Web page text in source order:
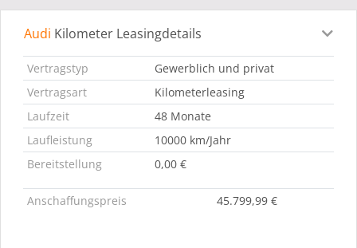
Leasingdetails Fahrzeugdetails
Audi Kilometer Leasingdetails
Vertragstyp
Gewerblich und privat
Vertragsart
Kilometerleasing
Laufzeit
48 Monate
Laufleistung
10000 km/Jahr
Bereitstellung
0,00 €
Anschaffungspreis 45.799,99 €